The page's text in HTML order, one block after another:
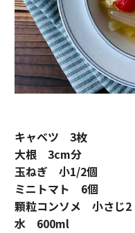
キャベツ 3枚
大根 3cm分
玉ねぎ 小1/2個
ミニトマト 6個
顆粒コンソメ 小さじ2
水 600ml